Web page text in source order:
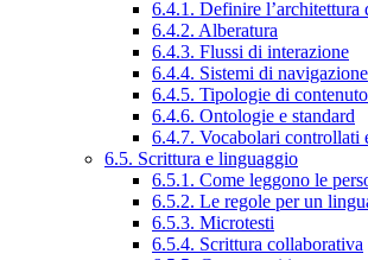
6.4.1. Definire l’architettura
6.4.2. Alberatura
6.4.3. Flussi di interazione
6.4.4. Sistemi di navigazione
6.4.5. Tipologie di
6.4.6. Ontologie e standard
6.4.7. Vocabolari controllati
6.5. Scrittura e linguaggio
6.5.1. Come leggono le
6.5.2. Le regole per un
6.5.3. Microtesti
6.5.4. Scrittura collaborativa